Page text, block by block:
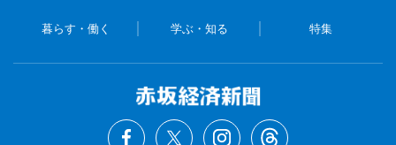
暮らす・働く 学ぶ・知る 特集